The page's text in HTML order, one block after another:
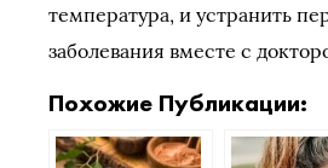
температура, и устранить
заболевания вместе с
Похожие Публикации: